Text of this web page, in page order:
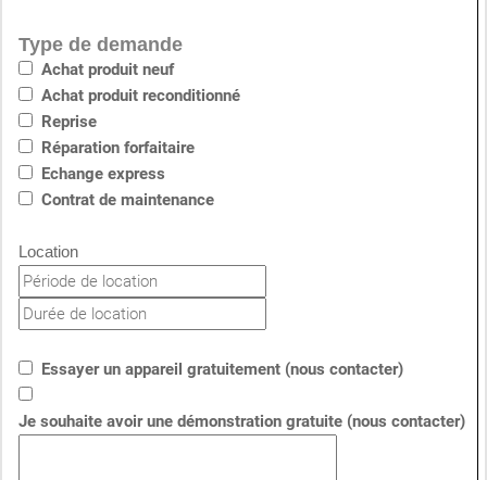
Type de demande
Achat produit neuf
Achat produit reconditionné
Reprise
Réparation forfaitaire
Echange express
Contrat de maintenance
Location
Essayer un appareil gratuitement (nous contacter)
Je souhaite avoir une démonstration gratuite (nous contacter)